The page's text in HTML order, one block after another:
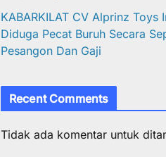
KABARKILAT CV Alprinz Toys
Diduga Pecat Buruh Secara
Pesangon Dan Gaji
Recent Comments
Tidak ada komentar untuk